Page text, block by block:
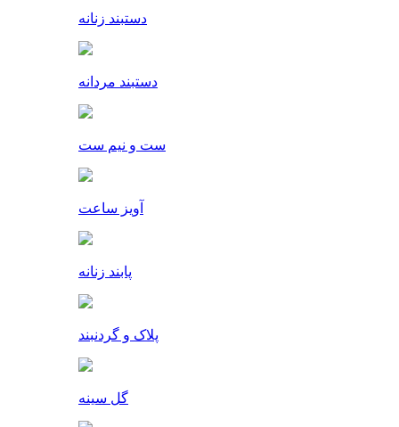
دستبند زنانه
دستبند مردانه
ست و نیم ست
آویز ساعت
پابند زنانه
پلاک و گردنبند
گل سینه